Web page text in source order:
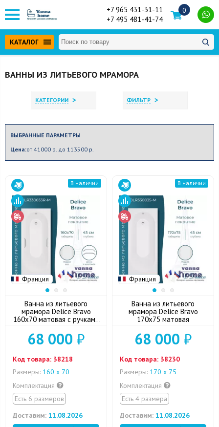
+7 965 431-31-11
+7 495 481-41-74
0
КАТАЛОГ
ВАННЫ ИЗ ЛИТЬЕВОГО МРАМОРА
КАТЕГОРИИ > ФИЛЬТР >
ВЫБРАННЫЕ ПАРАМЕТРЫ
Цена:от 41000 р. до 113500 р.
Франция
В наличии
Ванна из литьевого
мрамора Delice Bravo
160x70 матовая с ручками
68 000 ₽
Код товара: 38218
Размеры: 160 х 70
Комплектация
Есть 6 размеров
Доставим: 11.08.2026
Франция
В наличии
Ванна из литьевого
мрамора Delice Bravo
170x75 матовая
68 000 ₽
Код товара: 38230
Размеры: 170 х 75
Комплектация
Есть 4 размера
Доставим: 11.08.2026